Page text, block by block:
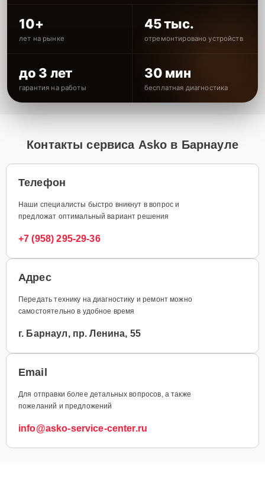
10+
лет на рынке
45 тыс.
отремонтировано устройств
до 3 лет
гарантия на работы
30 мин
бесплатная диагностика
Контакты сервиса Asko в Барнауле
Телефон
Наши специалисты быстро вникнут в вопрос и
предложат оптимальный вариант решения
+7 (958) 295-29-36
Адрес
Передать технику на диагностику и ремонт можно
самостоятельно в удобное время
г. Барнаул, пр. Ленина, 55
Email
Для отправки более детальных вопросов, а также
пожеланий и предложений
info@asko-service-center.ru